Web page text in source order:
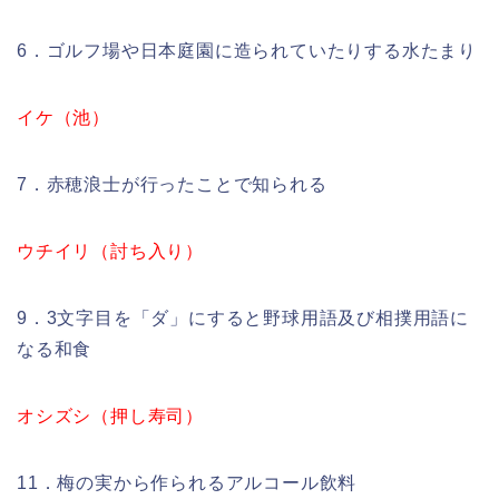
6．ゴルフ場や日本庭園に造られていたりする水たまり
イケ（池）
7．赤穂浪士が行ったことで知られる
ウチイリ（討ち入り）
9．3文字目を「ダ」にすると野球用語及び相撲用語に
なる和食
オシズシ（押し寿司）
11．梅の実から作られるアルコール飲料